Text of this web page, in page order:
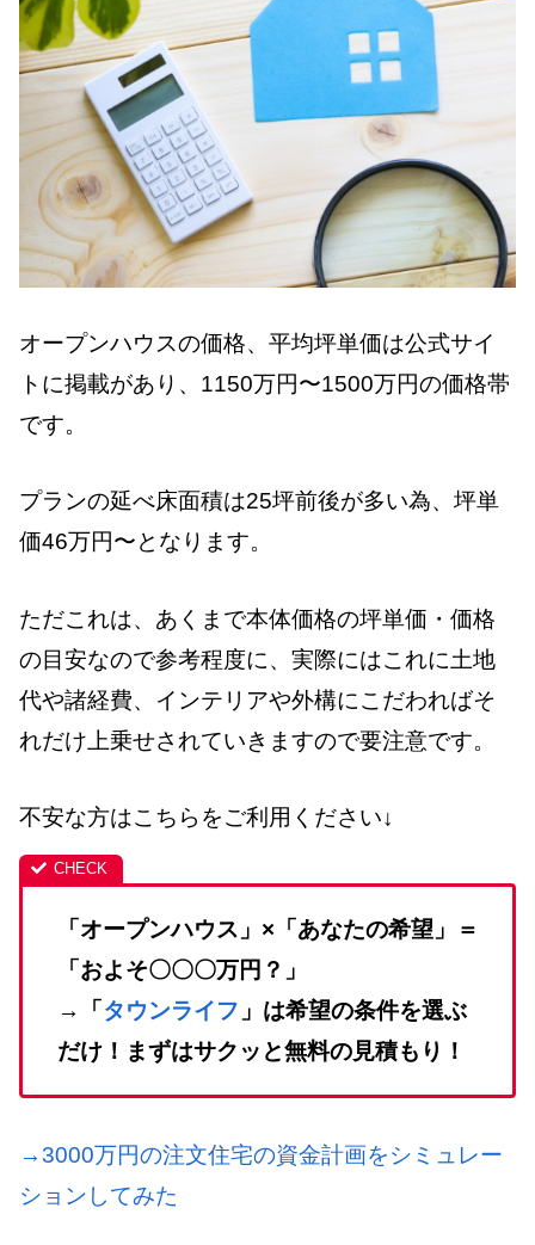
オープンハウスの価格、平均坪単価は公式サイ
トに掲載があり、1150万円〜1500万円の価格帯
です。
プランの延べ床面積は25坪前後が多い為、坪単
価46万円〜となります。
ただこれは、あくまで本体価格の坪単価・価格
の目安なので参考程度に、実際にはこれに土地
代や諸経費、インテリアや外構にこだわればそ
れだけ上乗せされていきますので要注意です。
不安な方はこちらをご利用ください↓
「オープンハウス」×「あなたの希望」＝
「およそ〇〇〇万円？」
→「 タウンライフ 」は希望の条件を選ぶ
だけ！まずはサクッと無料の見積もり！
→3000万円の注文住宅の資金計画をシミュレー
ションしてみた